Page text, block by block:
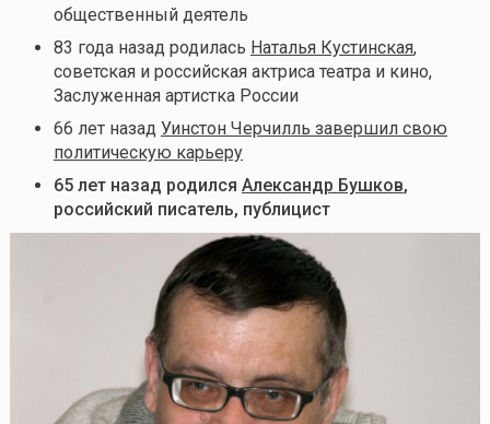
общественный деятель
83 года назад родилась Наталья Кустинская,
советская и российская актриса театра и кино,
Заслуженная артистка России
66 лет назад Уинстон Черчилль завершил свою
политическую карьеру
65 лет назад родился Александр Бушков,
российский писатель, публицист